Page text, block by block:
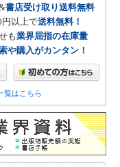
書店受け取り送料無料
円以上で送料無料！
も業界屈指の在庫量
や購入がカンタン！
覧はこちら